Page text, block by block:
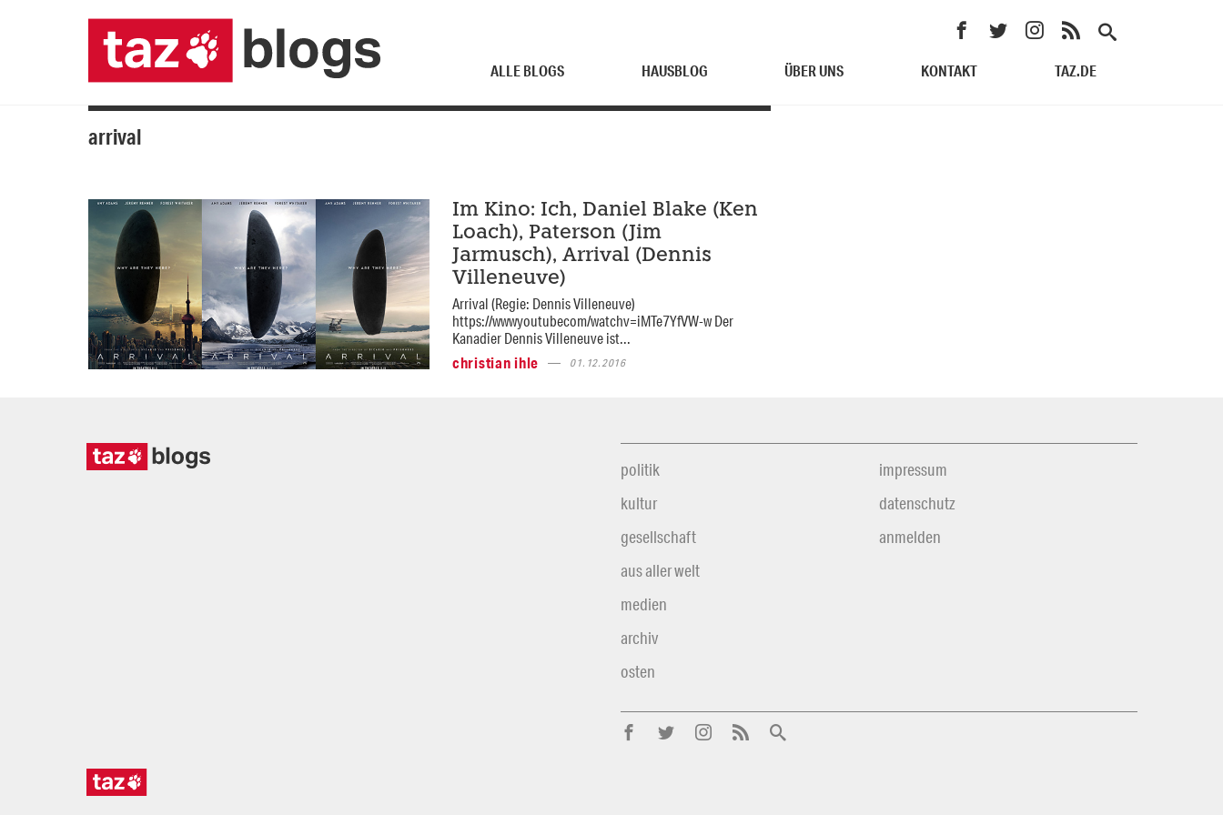
ALLE BLOGS HAUSBLOG ÜBER UNS KONTAKT TAZ.DE
arrival
Im Kino: Ich, Daniel Blake (Ken
Loach), Paterson (Jim
Jarmusch), Arrival (Dennis
Villeneuve)
Arrival (Regie: Dennis Villeneuve)
https://wwwyoutubecom/watchv=iMTe7YfVW-w Der
Kanadier Dennis Villeneuve ist...
christian ihle
01.12.2016
politik
kultur
gesellschaft
aus aller welt
medien
archiv
osten
impressum
datenschutz
anmelden